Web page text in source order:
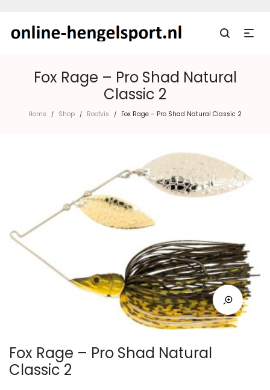
Fox Rage – Pro Shad Natural
Classic 2
Home / Shop / Roofvis / Fox Rage – Pro Shad Natural Classic 2
Fox Rage – Pro Shad Natural
Classic 2